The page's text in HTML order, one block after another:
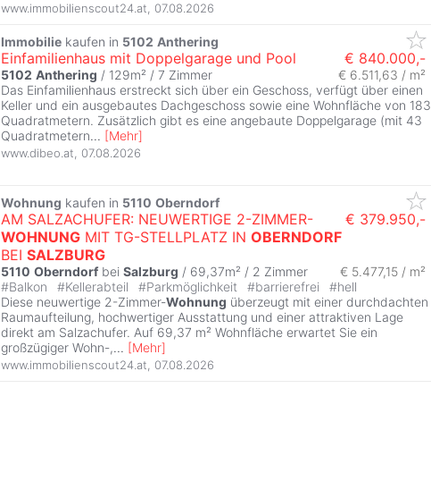
www.immobilienscout24.at 07.08.2026
Immobilie kaufen in 5102 Anthering
Einfamilienhaus mit Doppelgarage und Pool € 840.000,-
5102 Anthering / 129m² / 7 Zimmer
€ 6.511,63 / m²
Das Einfamilienhaus erstreckt sich über ein Geschoss, verfügt über einen
Keller und ein ausgebautes Dachgeschoss sowie eine Wohnfläche von 183
Quadratmetern. Zusätzlich gibt es eine angebaute Doppelgarage (mit 43
Quadratmetern... [Mehr]
www.dibeo.at 07.08.2026
Wohnung kaufen in 5110 Oberndorf
AM SALZACHUFER: NEUWERTIGE 2-ZIMMER-
WOHNUNG MIT TG-STELLPLATZ IN OBERNDORF
BEI SALZBURG
€ 379.950,-
5110 Oberndorf bei Salzburg / 69,37m² / 2 Zimmer
€ 5.477,15 / m²
#Balkon #Kellerabteil #Parkmöglichkeit #barrierefrei #hell
Diese neuwertige 2-Zimmer-Wohnung überzeugt mit einer durchdachten
Raumaufteilung, hochwertiger Ausstattung und einer attraktiven Lage
direkt am Salzachufer. Auf 69,37 m² Wohnfläche erwartet Sie ein
großzügiger Wohn-,... [Mehr]
www.immobilienscout24.at 07.08.2026